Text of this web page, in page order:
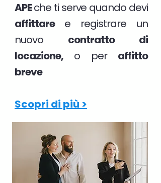
APEche ti serve quando devi
affittare e registrare un
nuovo contratto di
locazione, o peraffitto
breve
Scopri di più >